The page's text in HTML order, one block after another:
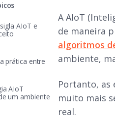
AIoT e
prática entre
AIoT
um ambiente
A AIoT
de maneira
algoritmos
ambiente,
Portanto, as
muito mais
real.